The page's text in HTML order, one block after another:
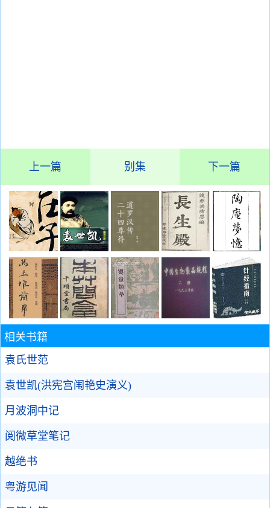
上一篇 别集 下一篇
相关书籍
袁氏世范
袁世凯(洪宪宫闱艳史演义)
月波洞中记
阅微草堂笔记
越绝书
粤游见闻